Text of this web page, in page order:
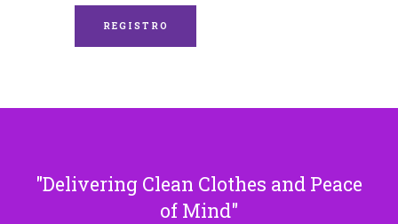
Delivering Clean Clothes and Peace
of Mind